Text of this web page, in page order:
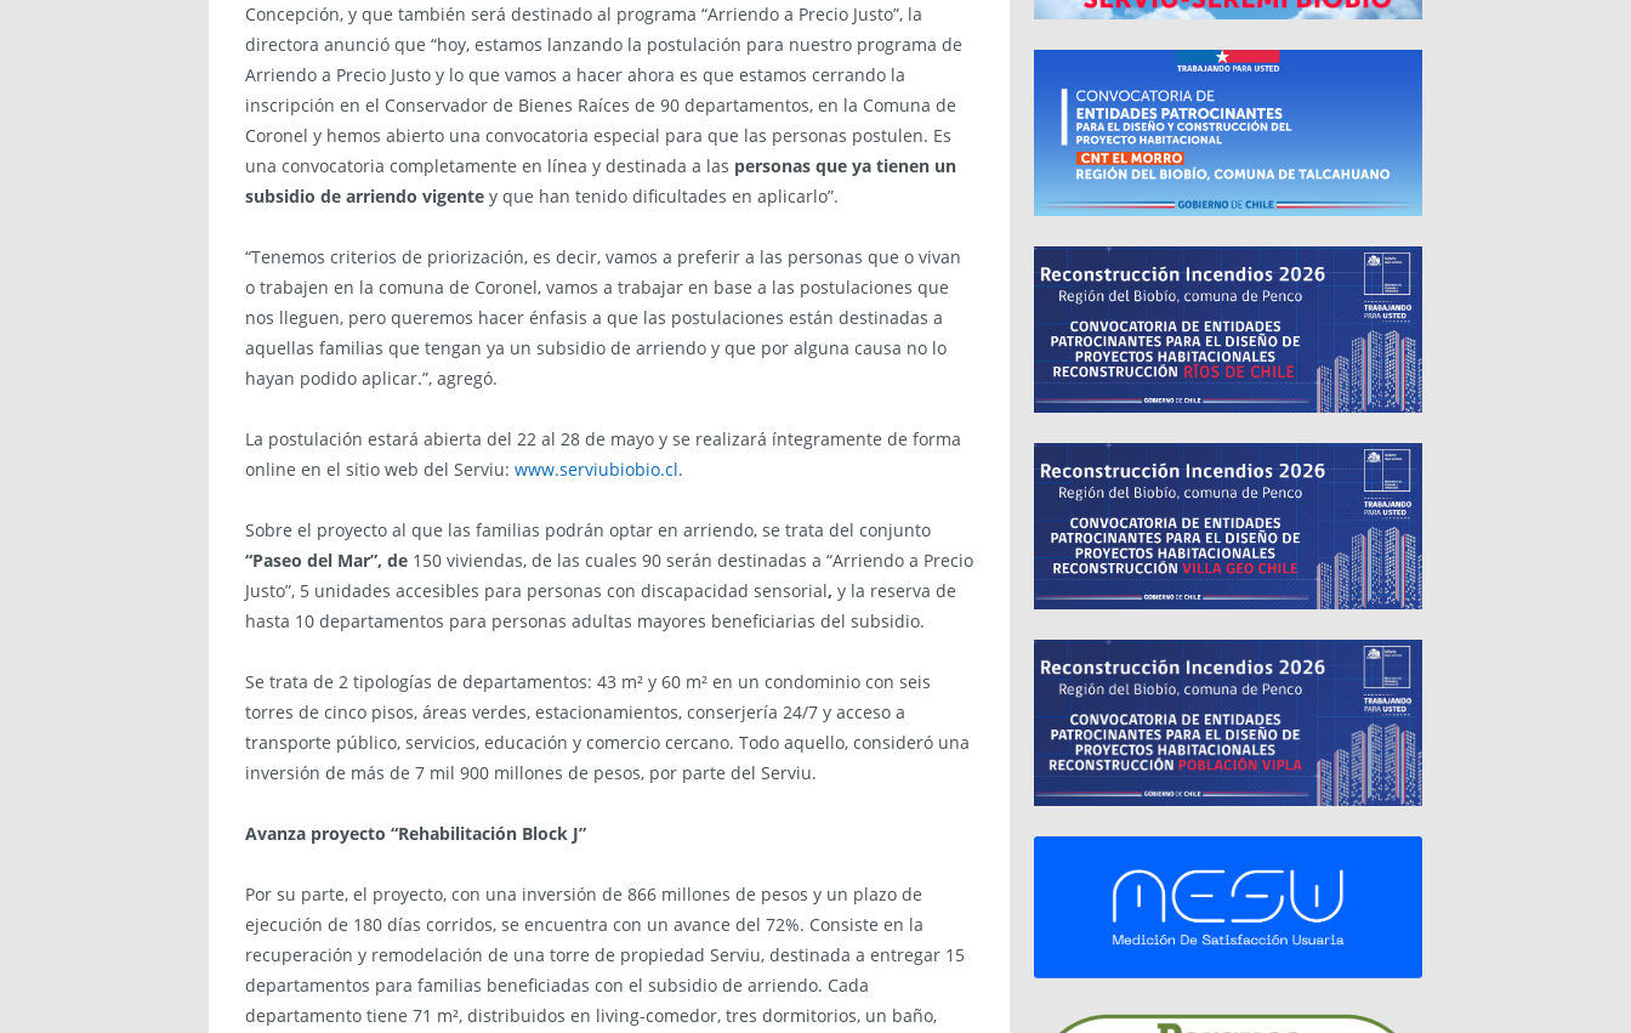
Concepción, y que también será destinado al programa “Arriendo a Precio Justo”, la
directora anunció que “hoy, estamos lanzando la postulación para nuestro programa de
Arriendo a Precio Justo y lo que vamos a hacer ahora es que estamos cerrando la
inscripción en el Conservador de Bienes Raíces de 90 departamentos, en la Comuna de
Coronel y hemos abierto una convocatoria especial para que las personas postulen. Es
una convocatoria completamente en línea y destinada a las personas que ya tienen un
subsidio de arriendo vigente y que han tenido dificultades en aplicarlo”.
“Tenemos criterios de priorización, es decir, vamos a preferir a las personas que o vivan
o trabajen en la comuna de Coronel, vamos a trabajar en base a las postulaciones que
nos lleguen, pero queremos hacer énfasis a que las postulaciones están destinadas a
aquellas familias que tengan ya un subsidio de arriendo y que por alguna causa no lo
hayan podido aplicar.”, agregó.
La postulación estará abierta del 22 al 28 de mayo y se realizará íntegramente de forma
online en el sitio web del Serviu: www.serviubiobio.cl.
Sobre el proyecto al que las familias podrán optar en arriendo, se trata del conjunto
“Paseo del Mar”, de 150 viviendas, de las cuales 90 serán destinadas a “Arriendo a Precio
Justo”, 5 unidades accesibles para personas con discapacidad sensorial, y la reserva de
hasta 10 departamentos para personas adultas mayores beneficiarias del subsidio.
Se trata de 2 tipologías de departamentos: 43 m² y 60 m² en un condominio con seis
torres de cinco pisos, áreas verdes, estacionamientos, conserjería 24/7 y acceso a
transporte público, servicios, educación y comercio cercano. Todo aquello, consideró una
inversión de más de 7 mil 900 millones de pesos, por parte del Serviu.
Avanza proyecto “Rehabilitación Block J”
Por su parte, el proyecto, con una inversión de 866 millones de pesos y un plazo de
ejecución de 180 días corridos, se encuentra con un avance del 72%. Consiste en la
recuperación y remodelación de una torre de propiedad Serviu, destinada a entregar 15
departamentos para familias beneficiadas con el subsidio de arriendo. Cada
departamento tiene 71 m², distribuidos en living-comedor, tres dormitorios, un baño,